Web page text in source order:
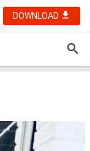
DOWNLOAD